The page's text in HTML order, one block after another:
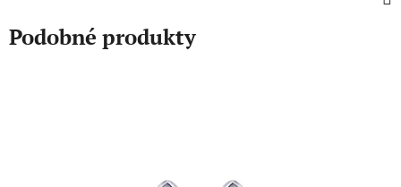
Podobné produkty